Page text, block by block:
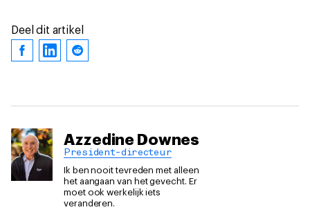
Deel dit artikel
Azzedine Downes
President-directeur
Ik ben nooit tevreden met alleen
het aangaan van het gevecht. Er
moet ook werkelijk iets
veranderen.